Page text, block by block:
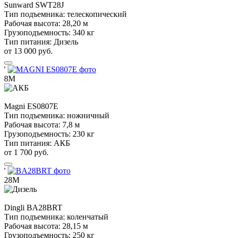
Sunward SWT28J
Тип подъемника: телескопический
Рабочая высота: 28,20 м
Грузоподъемность: 340 кг
Тип питания: Дизель
от 13 000 руб.
'
8М
Magni ES0807E
Тип подъемника: ножничный
Рабочая высота: 7,8 м
Грузоподъемность: 230 кг
Тип питания: АКБ
от 1 700 руб.
'
28М
Dingli BA28BRT
Тип подъемника: коленчатый
Рабочая высота: 28,15 м
Грузоподъемность: 250 кг